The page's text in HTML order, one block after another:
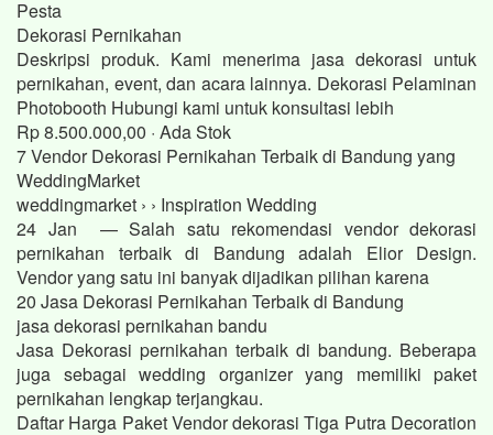
Pesta
Dekorasi Pernikahan
Deskripsi produk. Kami menerima jasa dekorasi untuk
pernikahan, event, dan acara lainnya. Dekorasi Pelaminan
Photobooth Hubungi kami untuk konsultasi lebih
Rp 8.500.000,00 · ‎Ada Stok
7 Vendor Dekorasi Pernikahan Terbaik di Bandung yang
WeddingMarket
weddingmarket › › Inspiration Wedding
24 Jan — Salah satu rekomendasi vendor dekorasi
pernikahan terbaik di Bandung adalah Elior Design.
Vendor yang satu ini banyak dijadikan pilihan karena
20 Jasa Dekorasi Pernikahan Terbaik di Bandung
jasa dekorasi pernikahan bandu
Jasa Dekorasi pernikahan terbaik di bandung. Beberapa
juga sebagai wedding organizer yang memiliki paket
pernikahan lengkap terjangkau.
Daftar Harga Paket Vendor dekorasi Tiga Putra Decoration